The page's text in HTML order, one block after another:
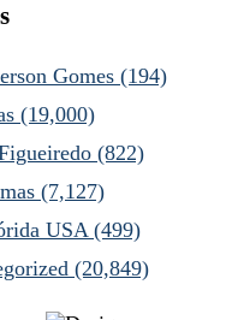
Gomes (194)
(19,000)
(822)
(7,127)
USA(499)
(20,849)